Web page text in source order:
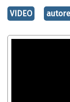
VIDEO autore